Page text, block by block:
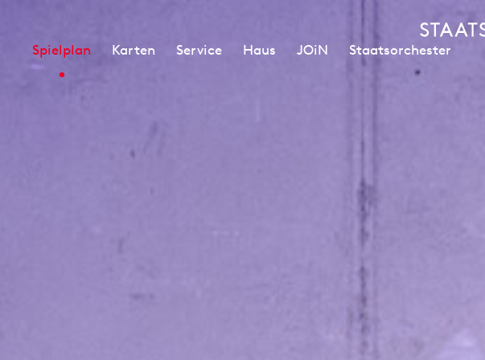
Spielplan Karten Service Haus JOiN Staatsorchester